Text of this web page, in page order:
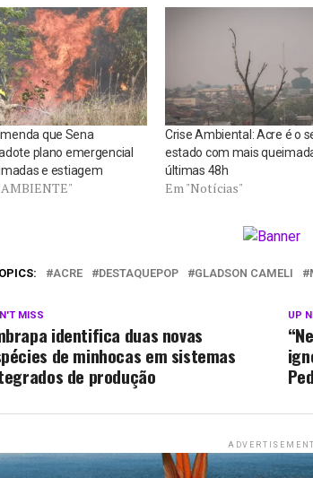
que Sena
plano emergencial
e estiagem
Crise Ambiental: Acre é o
estado com mais
últimas 48h
Em "Notícias"
ACRE DESTAQUEPOP GLADSON CAMELI
UP
MISS
identifica duas novas
de minhocas em sistemas
de produção
ADVERTISEMENT